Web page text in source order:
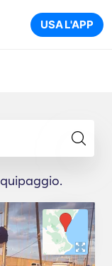
USA L'APP